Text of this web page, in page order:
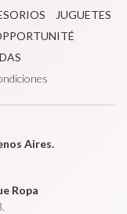
JUGUETES
Aires.
Ropa